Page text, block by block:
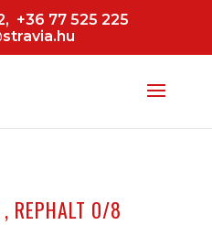
+36 77 525 225
REPHALT 0/8